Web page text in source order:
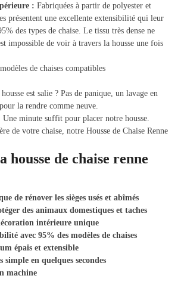
: Fabriquées à partir de polyester et
présentent une excellente extensibilité qui leur
des types de chaise. Le tissu très dense ne
impossible de voir à travers la housse une fois
est salie ? Pas de panique, un lavage en
la rendre comme neuve.
Une minute suffit pour placer notre housse.
de votre chaise, notre Housse de Chaise Renne
housse de chaise renne
de rénover les sièges usés et abîmés
des animaux domestiques et taches
intérieure unique
avec 95% des modèles de chaises
épais et extensible
en quelques secondes
machine